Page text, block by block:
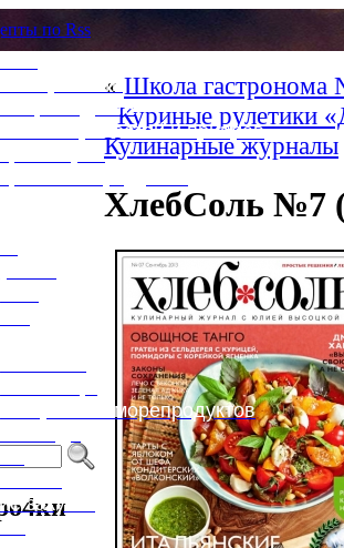
и пряности
Специи и диета
Каталог пряностей и приправ
калорий
из рыбы и морепродуктов
закуски
по Rss
«Школа
Куриные рулетики
Кулинарные журналы
ХлебСоль №7